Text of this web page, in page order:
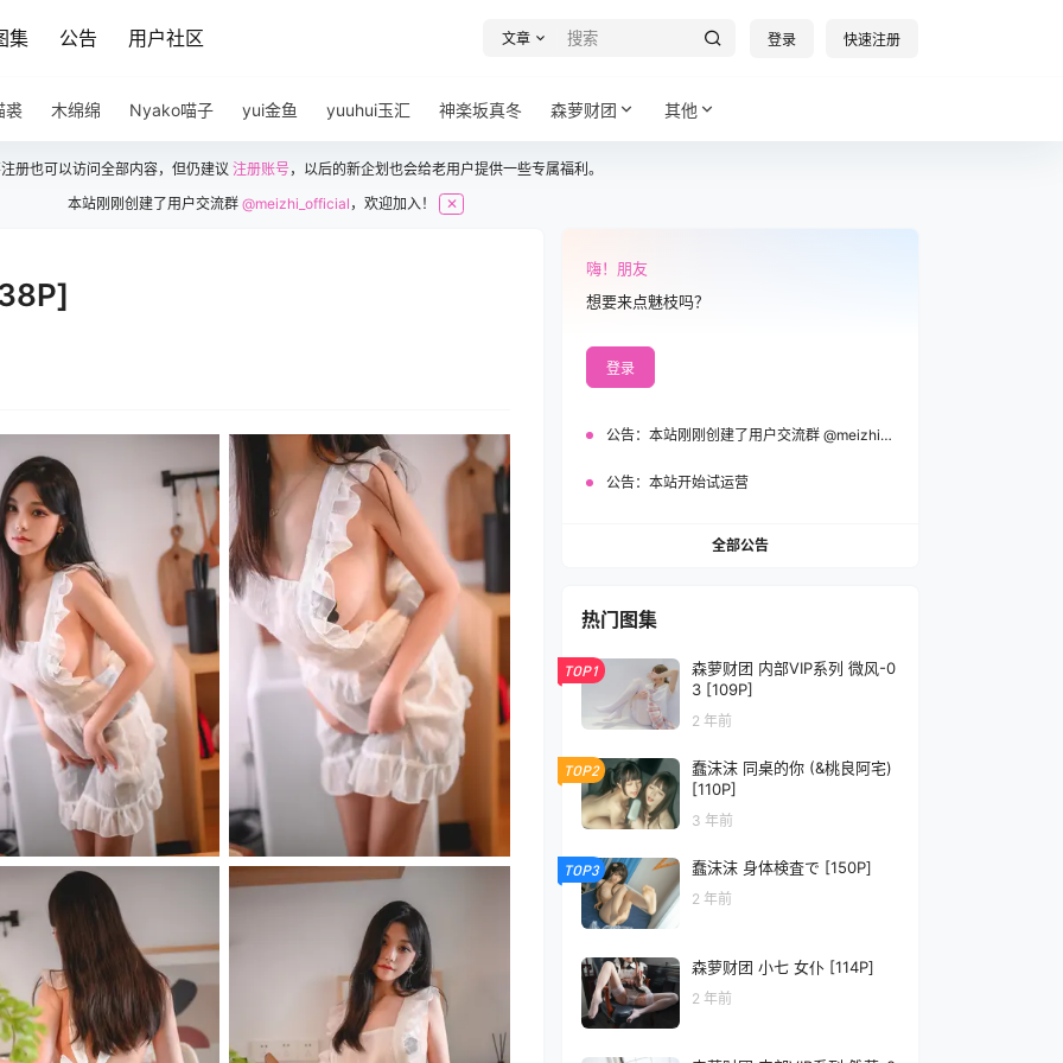
集 公告 用户社区 文章 登录 快速注册
裘 木绵绵 Nyako喵子 yui金鱼 yuuhui玉汇 神楽坂真冬 森萝财团 其他
册也可以访问全部内容，但仍建议 注册账号，以后的新企划也会给老用户提供一些专属福利。
本站刚刚创建了用户交流群@meizhi_official ，欢迎加入！ ✕
嗨！朋友
想要来点魅枝吗？
登录
公告： 本站刚刚创建了用户交流群 @meizhi_official，欢迎加入！
公告： 本站开始试运营
全部公告
热门图集
TOP1
森萝财团 内部VIP系列 微风-0
3 [109P]
2 年前
TOP2
蠢沫沫 同桌的你 (&桃良阿宅)
[110P]
3 年前
TOP3 蠢沫沫 身体検査で [150P]
2 年前
森萝财团 小七 女仆 [114P]
2 年前